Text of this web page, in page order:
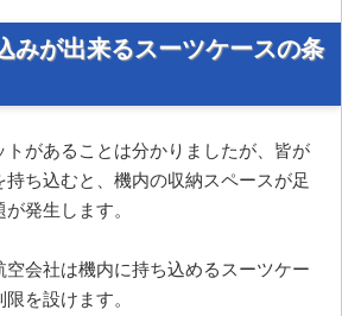
みが出来るスーツケースの条
があることは分かりましたが、皆が
ち込むと、機内の収納スペースが足
発生します。
空会社は機内に持ち込めるスーツケー
を設けます。